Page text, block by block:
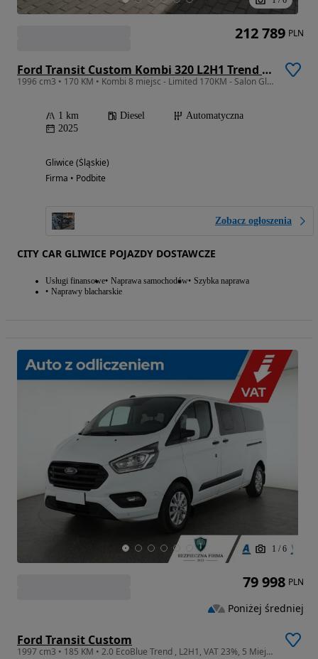
Ford Transit Custom Kombi 320 L2H1 Trend M1
1996 cm3 • 170 KM • Kombi 8 miejsc - Limited 170KM - Salon Gliwice
1 km Diesel
Automatyczna
2025
Gliwice (Śląskie)
Firma • Podbite
Zobacz ogłoszenia
CITY CAR GLIWICE POJAZDY DOSTAWCZE
Usługi finansowe Naprawa samochodów Szybka naprawa
Naprawy blacharskie
212 789 PLN
1 / 6
Ford Transit Custom
1997 cm3 • 185 KM • 2.0 EcoBlue Trend , L2H1, VAT 23%, 5 Miejsc
79 998 PLN
Poniżej średniej